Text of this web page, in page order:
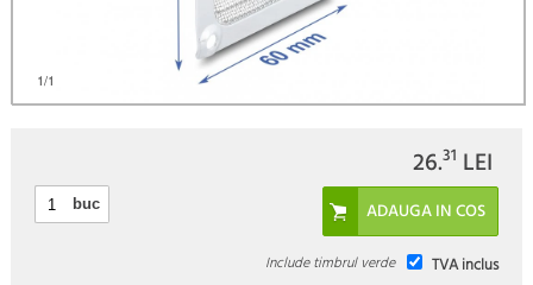
1/1
26.31 LEI
buc
TVA inclus
Include timbrul verde